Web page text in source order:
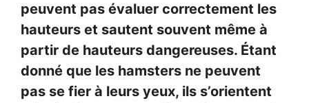
peuvent pas évaluer correctement les
hauteurs et sautent souvent même à
partir de hauteurs dangereuses. Étant
donné que les hamsters ne peuvent
pas se fier à leurs yeux, ils s’orientent